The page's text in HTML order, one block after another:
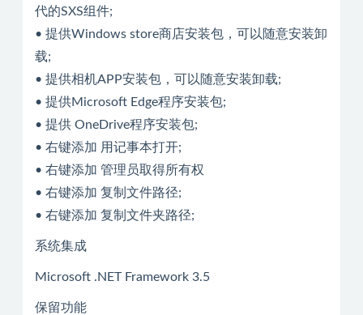
代的SXS组件;
• 提供Windows store商店安装包，可以随意安装卸
载;
• 提供相机APP安装包，可以随意安装卸载;
• 提供Microsoft Edge程序安装包;
• 提供 OneDrive程序安装包;
• 右键添加 用记事本打开;
• 右键添加 管理员取得所有权
• 右键添加 复制文件路径;
• 右键添加 复制文件夹路径;
系统集成
Microsoft .NET Framework 3.5
保留功能